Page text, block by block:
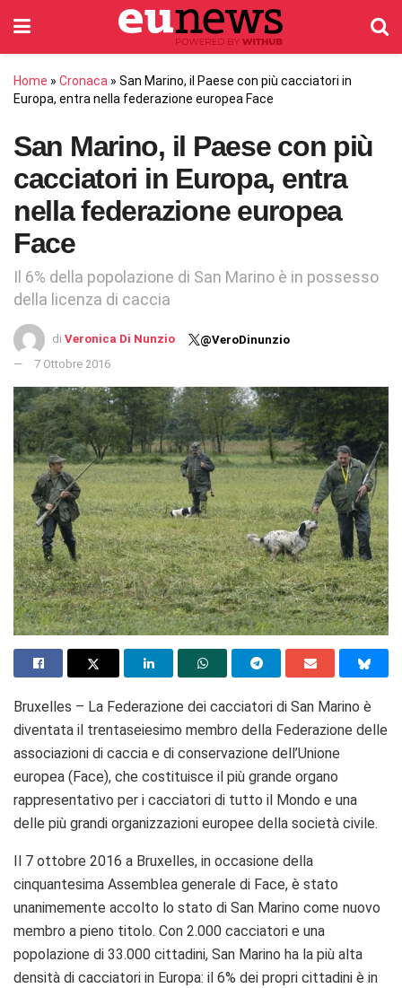
Home » Cronaca » San Marino, il Paese con più cacciatori in
Europa, entra nella federazione europea Face
San Marino, il Paese con più
cacciatori in Europa, entra
nella federazione europea
Face
Il 6% della popolazione di San Marino è in possesso
della licenza di caccia
di Veronica Di Nunzio
@VeroDinunzio
7 Ottobre 2016
Bruxelles – La Federazione dei cacciatori di San Marino è
diventata il trentaseiesimo membro della Federazione delle
associazioni di caccia e di conservazione dell’Unione
europea (Face), che costituisce il più grande organo
rappresentativo per i cacciatori di tutto il Mondo e una
delle più grandi organizzazioni europee della società civile.
Il 7 ottobre 2016 a Bruxelles, in occasione della
cinquantesima Assemblea generale di Face, è stato
unanimemente accolto lo stato di San Marino come nuovo
membro a pieno titolo. Con 2.000 cacciatori e una
popolazione di 33.000 cittadini, San Marino ha la più alta
densità di cacciatori in Europa: il 6% dei propri cittadini è in